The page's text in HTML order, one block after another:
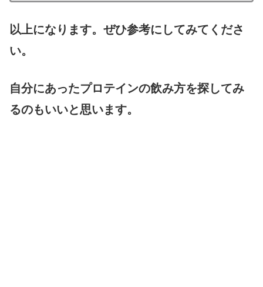
以上になります。ぜひ参考にしてみてくださ
い。
自分にあったプロテインの飲み方を探してみ
るのもいいと思います。